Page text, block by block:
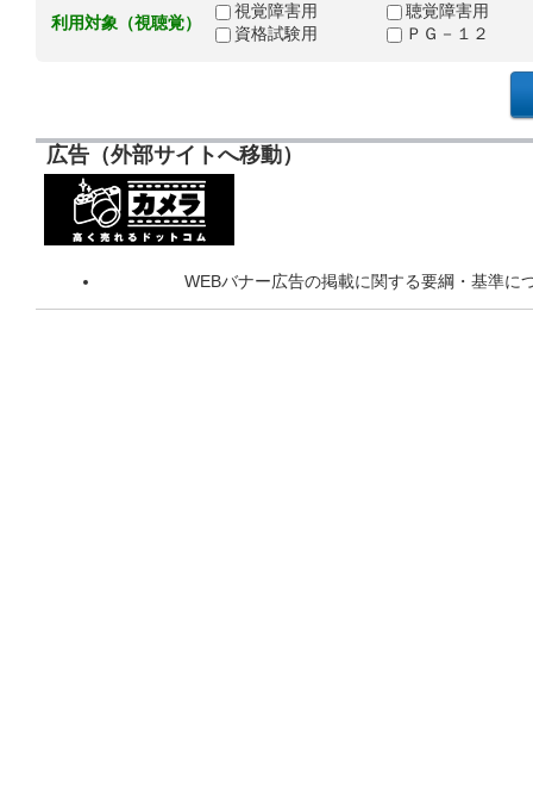
利用対象（視聴覚）
視覚障害用
聴覚障害用
資格試験用
ＰＧ－１２
広告（外部サイトへ移動）
WEBバナー広告の掲載に関する要綱・基準に